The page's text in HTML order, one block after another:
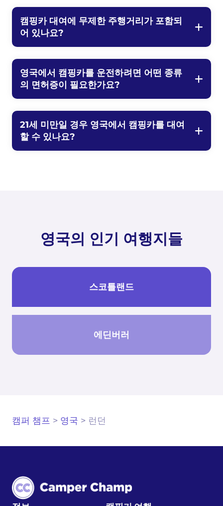
캠핑카 대여에 무제한 주행거리가 포함되
어 있나요?
영국에서 캠핑카를 운전하려면 어떤 종류
의 면허증이 필요한가요?
21세 미만일 경우 영국에서 캠핑카를 대여
할 수 있나요?
영국의 인기 여행지들
스코틀랜드
에딘버러
캠퍼 챔프 > 영국 > 런던